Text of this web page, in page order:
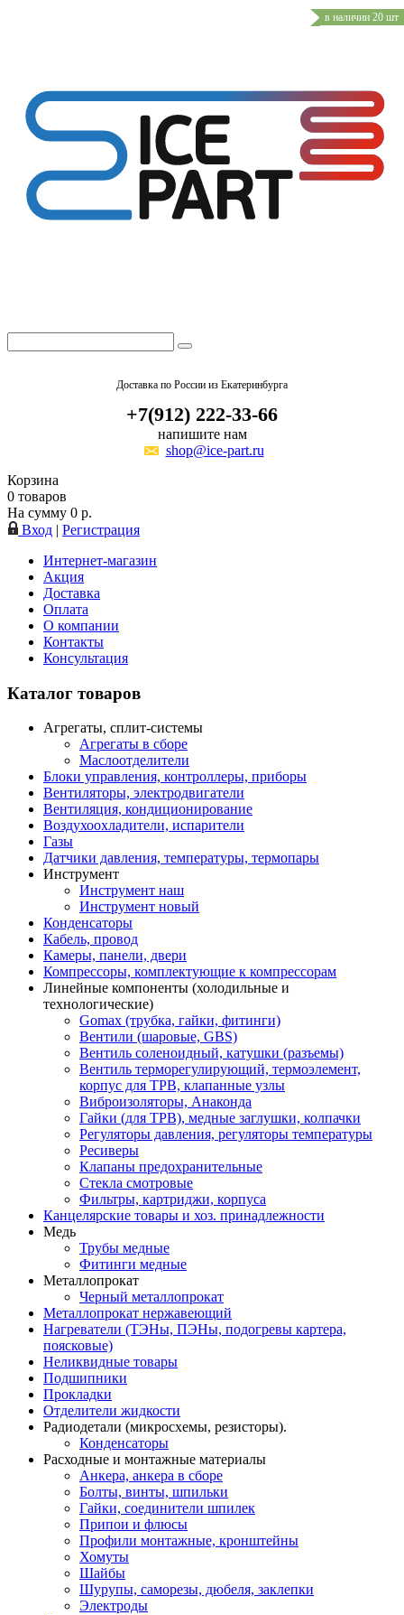
Доставка по России из Екатеринбурга
+7(912) 222-33-66
напишите нам
shop@ice-part.ru
Корзина
0 товаров
На сумму 0 р.
Вход | Регистрация
Интернет-магазин
Акция
Доставка
Оплата
О компании
Контакты
Консультация
Каталог товаров
Агрегаты, сплит-системы
Агрегаты в сборе
Маслоотделители
Блоки управления, контроллеры, приборы
Вентиляторы, электродвигатели
Вентиляция, кондиционирование
Воздухоохладители, испарители
Газы
Датчики давления, температуры, термопары
Инструмент
Инструмент наш
Инструмент новый
Конденсаторы
Кабель, провод
Камеры, панели, двери
Компрессоры, комплектующие к компрессорам
Линейные компоненты (холодильные и
технологические)
Gomax (трубка, гайки, фитинги)
Вентили (шаровые, GBS)
Вентиль соленоидный, катушки (разъемы)
Вентиль терморегулирующий, термоэлемент,
корпус для ТРВ, клапанные узлы
Виброизоляторы, Анаконда
Гайки (для ТРВ), медные заглушки, колпачки
Регуляторы давления, регуляторы температуры
Ресиверы
Клапаны предохранительные
Стекла смотровые
Фильтры, картриджи, корпуса
Канцелярские товары и хоз. принадлежности
Медь
Трубы медные
Фитинги медные
Металлопрокат
Черный металлопрокат
Металлопрокат нержавеющий
Нагреватели (ТЭНы, ПЭНы, подогревы картера,
поясковые)
Неликвидные товары
Подшипники
Прокладки
Отделители жидкости
Радиодетали (микросхемы, резисторы).
Конденсаторы
Расходные и монтажные материалы
Анкера, анкера в сборе
Болты, винты, шпильки
Гайки, соединители шпилек
Припои и флюсы
Профили монтажные, кронштейны
Хомуты
Шайбы
Шурупы, саморезы, дюбеля, заклепки
Электроды
в наличии 20 шт